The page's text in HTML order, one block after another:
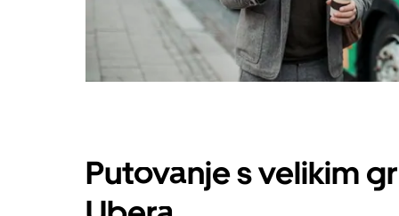
Putovanje s velikim